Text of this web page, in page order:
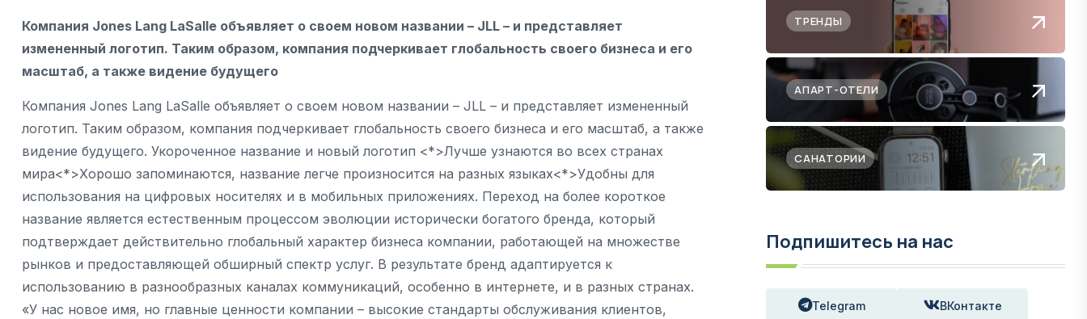
Компания Jones Lang LaSalle объявляет о своем новом названии – JLL – и представляет
измененный логотип. Таким образом, компания подчеркивает глобальность своего бизнеса и его
масштаб, а также видение будущего
Компания Jones Lang LaSalle объявляет о своем новом названии – JLL – и представляет измененный
логотип. Таким образом, компания подчеркивает глобальность своего бизнеса и его масштаб, а также
видение будущего. Укороченное название и новый логотип <*>Лучше узнаются во всех странах
мира<*>Хорошо запоминаются, название легче произносится на разных языках<*>Удобны для
использования на цифровых носителях и в мобильных приложениях. Переход на более короткое
название является естественным процессом эволюции исторически богатого бренда, который
подтверждает действительно глобальный характер бизнеса компании, работающей на множестве
рынков и предоставляющей обширный спектр услуг. В результате бренд адаптируется к
использованию в разнообразных каналах коммуникаций, особенно в интернете, и в разных странах.
«У нас новое имя, но главные ценности компании – высокие стандарты обслуживания клиентов,
ТРЕНДЫ
АПАРТ-ОТЕЛИ
САНАТОРИИ
Подпишитесь на нас
Telegram ВКонтакте